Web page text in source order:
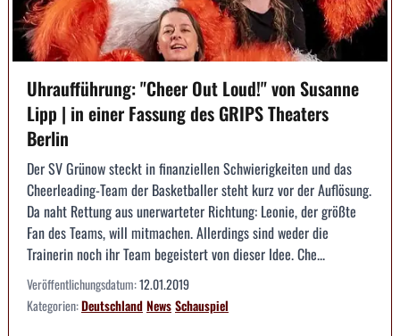
Uhraufführung: "Cheer Out Loud!" von Susanne
Lipp | in einer Fassung des GRIPS Theaters
Berlin
Der SV Grünow steckt in finanziellen Schwierigkeiten und das
Cheerleading-Team der Basketballer steht kurz vor der Auflösung.
Da naht Rettung aus unerwarteter Richtung: Leonie, der größte
Fan des Teams, will mitmachen. Allerdings sind weder die
Trainerin noch ihr Team begeistert von dieser Idee. Che...
Veröffentlichungsdatum:12.01.2019
Kategorien:DeutschlandNewsSchauspiel